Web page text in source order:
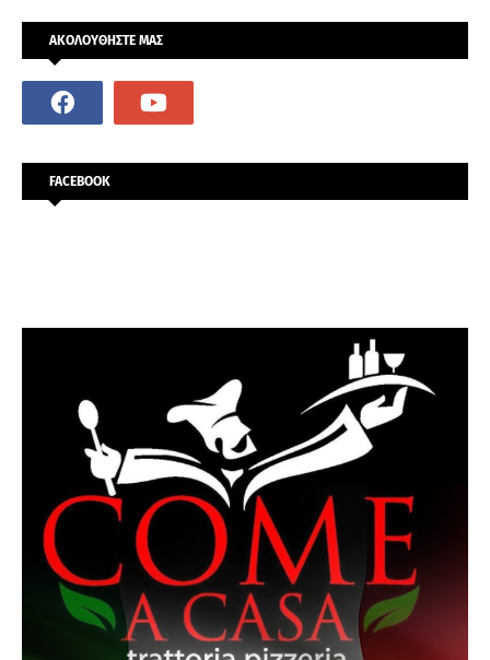
ΑΚΟΛΟΥΘΗΣΤΕ ΜΑΣ
FACEBOOK